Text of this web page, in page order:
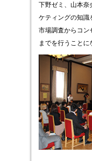
下野ゼミ、山本奈
ケティングの知識
市場調査からコン
までを行うことに